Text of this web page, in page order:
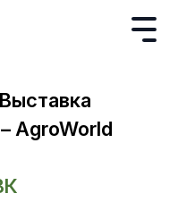
AgroWorld